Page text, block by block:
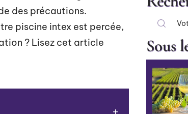
des précautions.
piscine intex est percée,
? Lisez cet article
Sous